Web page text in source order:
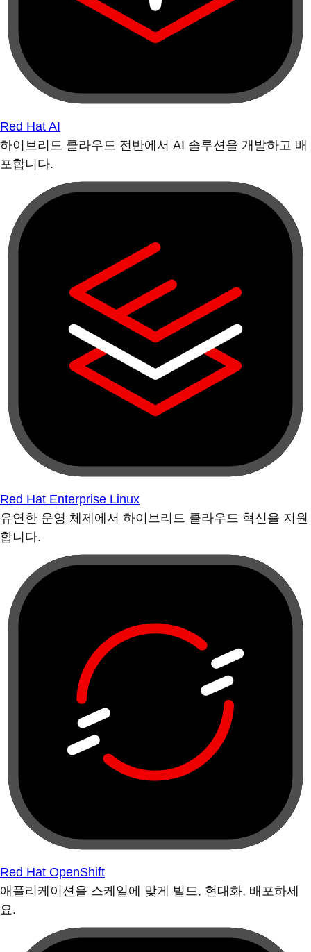
Red Hat AI
하이브리드 클라우드 전반에서 AI 솔루션을 개발하고 배
포합니다.
Red Hat Enterprise Linux
유연한 운영 체제에서 하이브리드 클라우드 혁신을 지원
합니다.
Red Hat OpenShift
애플리케이션을 스케일에 맞게 빌드, 현대화, 배포하세
요.